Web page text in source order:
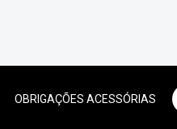
OBRIGAÇÕES ACESSÓRIAS